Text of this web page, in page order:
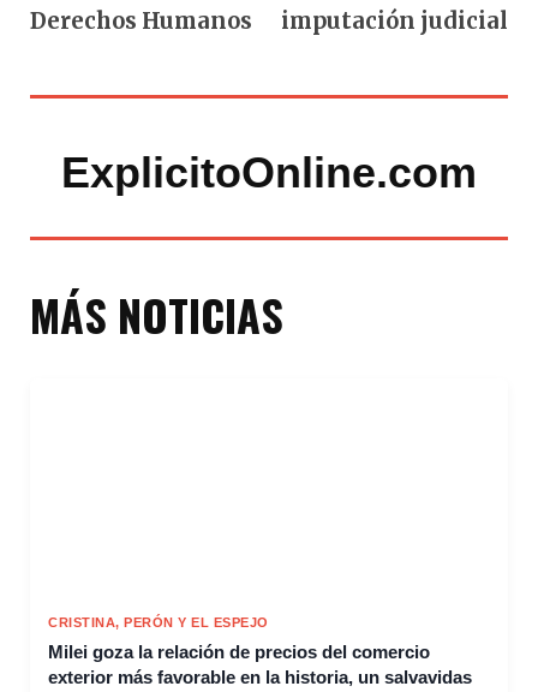
Derechos Humanos
imputación judicial
ExplicitoOnline.com
MÁS NOTICIAS
CRISTINA, PERÓN Y EL ESPEJO
Milei goza la relación de precios del comercio
exterior más favorable en la historia, un salvavidas